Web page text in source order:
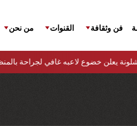
فن وثقافة القنوات من نحن
يعلن خضوع لاعبه غافي لجراحة